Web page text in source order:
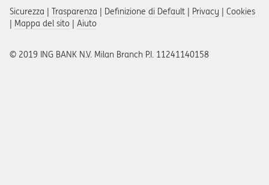
Sicurezza | Trasparenza | Definizione di Default | Privacy | Cookies
| Mappa del sito | Aiuto
© 2019 ING BANK N.V. Milan Branch P.I. 11241140158